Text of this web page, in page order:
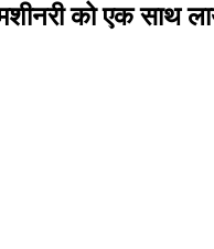
को एक